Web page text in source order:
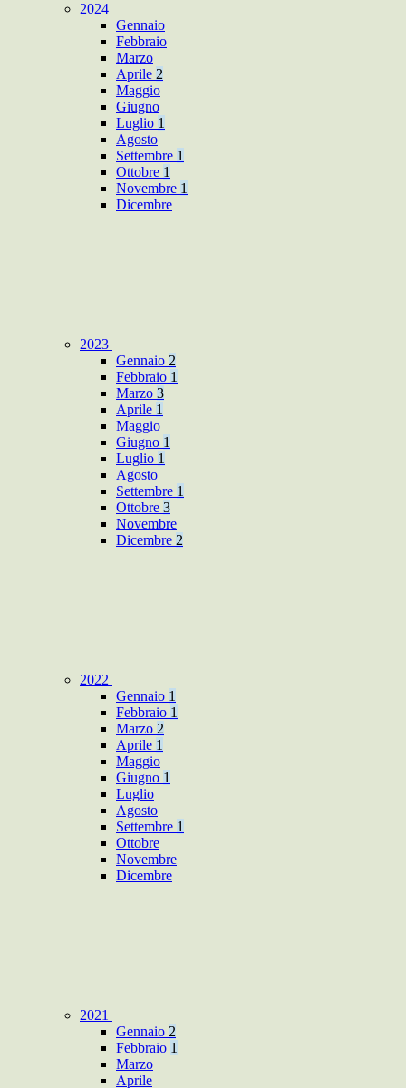
2024
Gennaio
Febbraio
Marzo
Aprile 2
Maggio
Giugno
Luglio 1
Agosto
Settembre 1
Ottobre 1
Novembre 1
Dicembre
2023
Gennaio 2
Febbraio 1
Marzo 3
Aprile 1
Maggio
Giugno 1
Luglio 1
Agosto
Settembre 1
Ottobre 3
Novembre
Dicembre 2
2022
Gennaio 1
Febbraio 1
Marzo 2
Aprile 1
Maggio
Giugno 1
Luglio
Agosto
Settembre 1
Ottobre
Novembre
Dicembre
2021
Gennaio 2
Febbraio 1
Marzo
Aprile